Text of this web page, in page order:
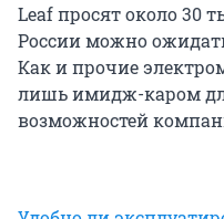
Leaf просят около 30
России можно
Как и прочие
лишь имидж-каром
возможностей